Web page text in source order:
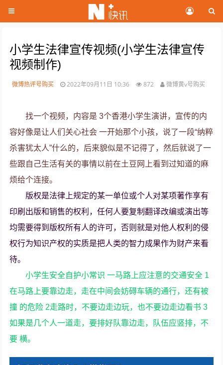
小学生法律宣传视频(小学生法律宣传
视频制作)
微博热评号购买 2022年09月11日 10:36 872 微博黄v号购买
找一个视频，内容是 3个香港小学生演讲，宣传的内
容好像是让人们关心社会 一开始那个小孩，说了一段“纳粹
杀害犹太人”什么的，后来貌似是不记得了，然后就说了一
些跟自己生活有关的事情以前在土豆网上看到过知道的麻
烦给个连接。
版权是法律上规定的某一单位或个人对某项著作享有
印刷出版和销售的权利，任何人要复制翻译改编或演出等
均需要得到版权所有人的许可，否则就是对他人权利的侵
权行为知识产权的实质是把人类的智力成果作为财产来看
待。
小学生安全自护小常识 一马路上应注意的交通安全 1
在马路上要靠边走，走在中间会妨碍车辆的通行，还有被
撞 的危险 2走路时，不要边走边玩，也不要边走边看书 3
如果是几个人一道走，要排好队靠边走，队伍应竖排，不
要 横。